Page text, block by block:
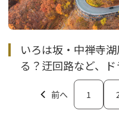
いろは坂・中禅寺
る？迂回路など、
前へ 1